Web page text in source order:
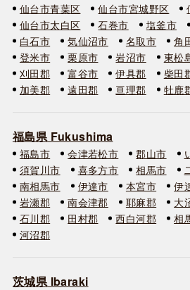
仙台市青葉区 仙台市宮城野区
仙台市太白区
石巻市 塩釜市
白石市
気仙沼市 名取市 角
登米市
栗原市 岩沼市 東松
刈田郡
富谷市 伊具郡 柴田
加美郡
遠田郡 亘理郡 牡鹿
福島県 Fukushima
福島市 会津若松市 郡山市
須賀川市
喜多方市 相馬市
南相馬市
伊達市 本宮市 伊
岩瀬郡
南会津郡 耶麻郡 大
石川郡
田村郡 西白河郡 相
河沼郡
茨城県 Ibaraki